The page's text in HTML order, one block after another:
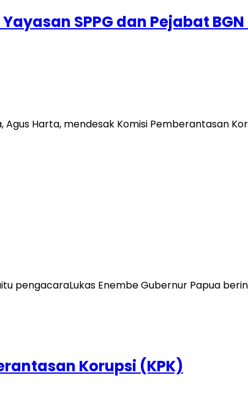
SPPG dan Pejabat
Harta, mendesak Komisi Pemberantasan
Enembe Gubernur Papua
Korupsi (KPK)